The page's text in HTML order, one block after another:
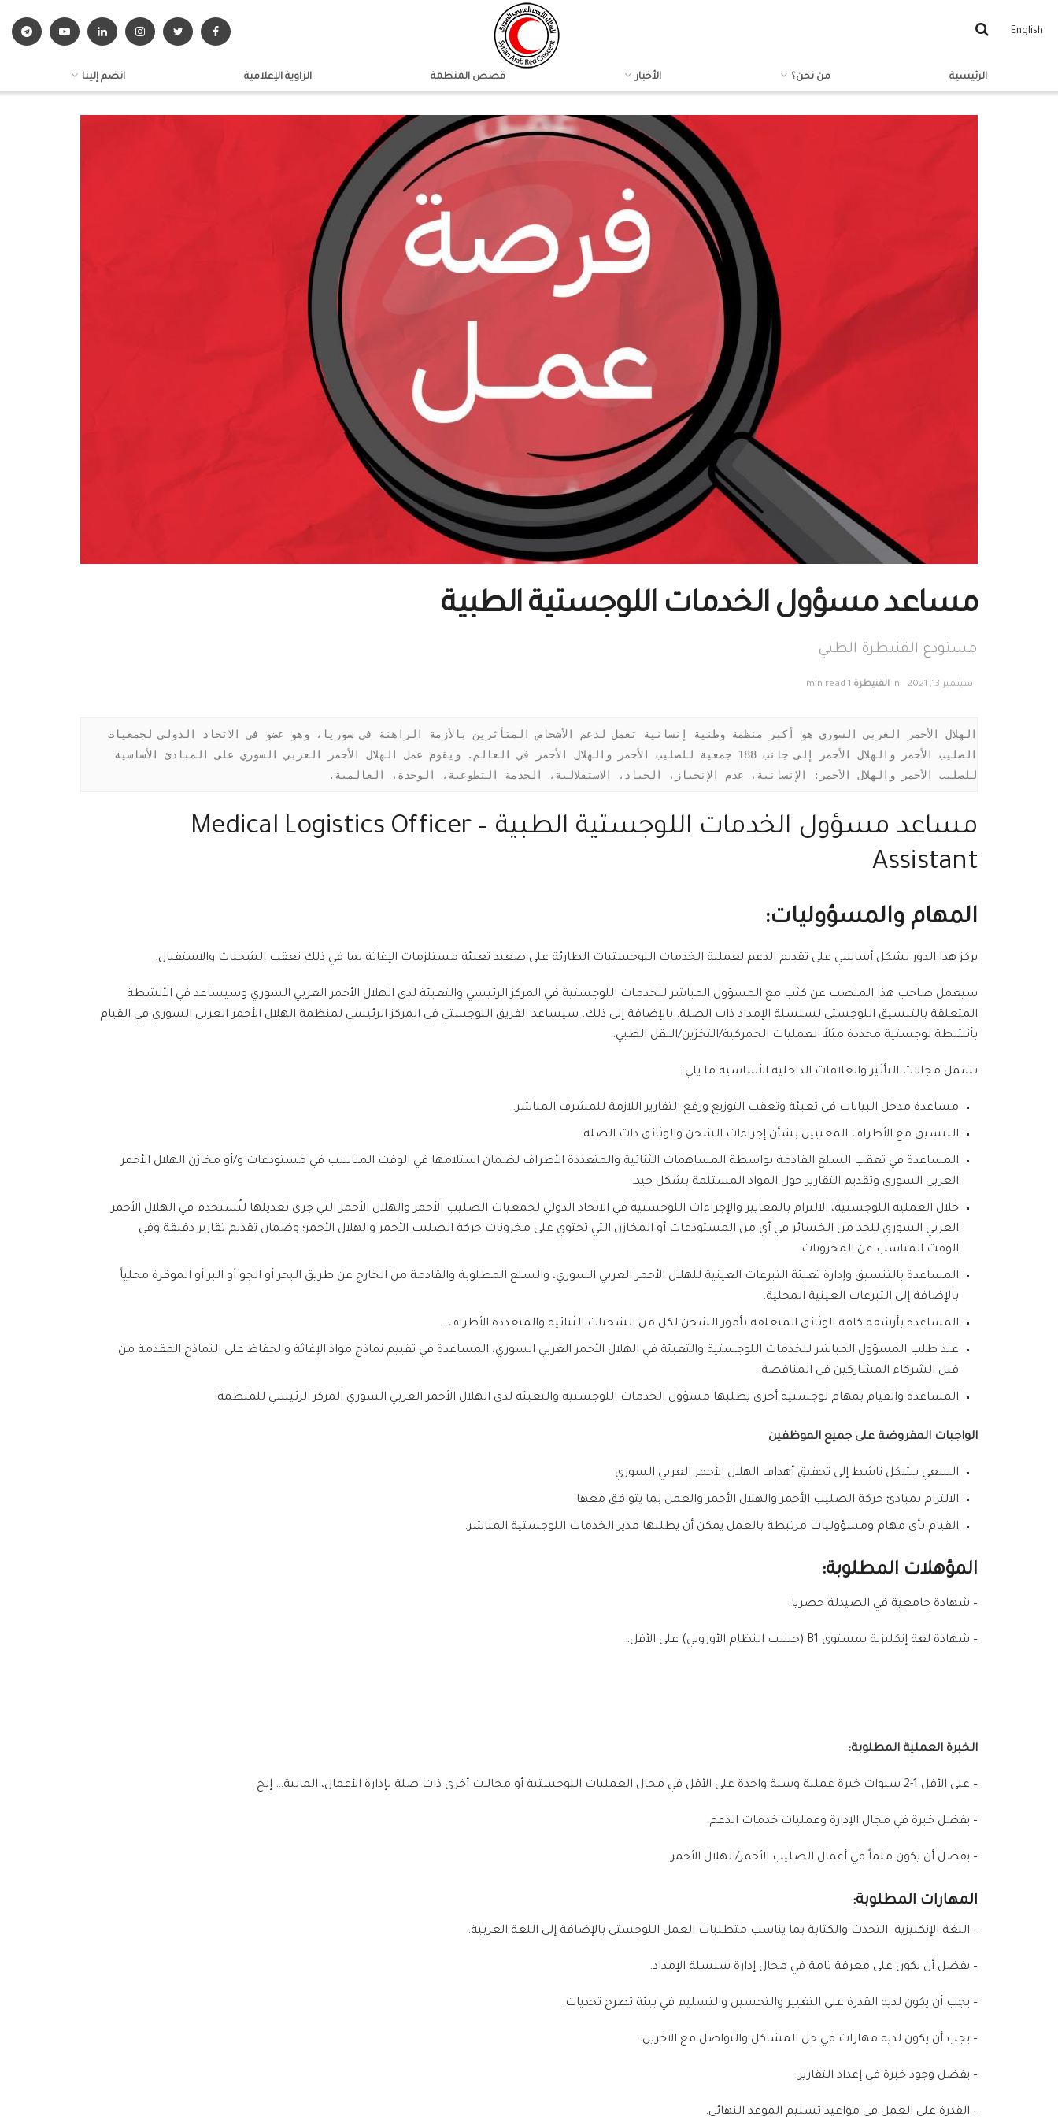
English
الرئيسية من نحن؟ الأخبار قصص المنظمة الزاوية الإعلامية انضم إلينا
مساعد مسؤول الخدمات اللوجستية الطبية
مستودع القنيطرة الطبي
سبتمبر 13, 2021 in القنيطرة 1 min read
للصليب الأحمر والهلال الأحمر: الإنسانية، عدم الإنحياز، الحياد، الاستقلالية، الخدمة التطوعية، الوحدة، العالمية.
مساعد مسؤول الخدمات اللوجستية الطبية – Medical Logistics Officer
Assistant
المهام والمسؤوليات:
يركز هذا الدور بشكل أساسي على تقديم الدعم لعملية الخدمات اللوجستيات الطارئة على صعيد تعبئة مستلزمات الإغاثة بما في ذلك تعقب الشحنات والاستقبال.
سيعمل صاحب هذا المنصب عن كثب مع المسؤول المباشر للخدمات اللوجستية في المركز الرئيسي والتعبئة لدى الهلال الأحمر العربي السوري وسيساعد في الأنشطة
المتعلقة بالتنسيق اللوجستي لسلسلة الإمداد ذات الصلة. بالإضافة إلى ذلك، سيساعد الفريق اللوجستي في المركز الرئيسي لمنظمة الهلال الأحمر العربي السوري في القيام
بأنشطة لوجستية محددة مثلاً العمليات الجمركية/التخزين/النقل الطبي.
تشمل مجالات التأثير والعلاقات الداخلية الأساسية ما يلي:
مساعدة مدخل البيانات في تعبئة وتعقب التوزيع ورفع التقارير اللازمة للمشرف المباشر.
التنسيق مع الأطراف المعنيين بشأن إجراءات الشحن والوثائق ذات الصلة.
المساعدة في تعقب السلع القادمة بواسطة المساهمات الثنائية والمتعددة الأطراف لضمان استلامها في الوقت المناسب في مستودعات و/أو مخازن الهلال الأحمر
العربي السوري وتقديم التقارير حول المواد المستلمة بشكل جيد.
خلال العملية اللوجستية، الالتزام بالمعايير والإجراءات اللوجستية في الاتحاد الدولي لجمعيات الصليب الأحمر والهلال الأحمر التي جرى تعديلها لتُستخدم في الهلال الأحمر
العربي السوري للحد من الخسائر في أي من المستودعات أو المخازن التي تحتوي على مخزونات حركة الصليب الأحمر والهلال الأحمر؛ وضمان تقديم تقارير دقيقة وفي
الوقت المناسب عن المخزونات.
المساعدة بالتنسيق وإدارة تعبئة التبرعات العينية للهلال الأحمر العربي السوري، والسلع المطلوبة والقادمة من الخارج عن طريق البحر أو الجو أو البر أو الموفرة محلياً
بالإضافة إلى التبرعات العينية المحلية.
المساعدة بأرشفة كافة الوثائق المتعلقة بأمور الشحن لكل من الشحنات الثنائية والمتعددة الأطراف.
عند طلب المسؤول المباشر للخدمات اللوجستية والتعبئة في الهلال الأحمر العربي السوري، المساعدة في تقييم نماذج مواد الإغاثة والحفاظ على النماذج المقدمة من
قبل الشركاء المشاركين في المناقصة.
المساعدة والقيام بمهام لوجستية أخرى يطلبها مسؤول الخدمات اللوجستية والتعبئة لدى الهلال الأحمر العربي السوري المركز الرئيسي للمنظمة.
الواجبات المفروضة على جميع الموظفين
السعي بشكل ناشط إلى تحقيق أهداف الهلال الأحمر العربي السوري
الالتزام بمبادئ حركة الصليب الأحمر والهلال الأحمر والعمل بما يتوافق معها
القيام بأي مهام ومسؤوليات مرتبطة بالعمل يمكن أن يطلبها مدير الخدمات اللوجستية المباشر.
المؤهلات المطلوبة:
– شهادة جامعية في الصيدلة حصريا.
– شهادة لغة إنكليزية بمستوى B1 (حسب النظام الأوروبي) على الأقل.
الخبرة العملية المطلوبة:
– على الأقل 1-2 سنوات خبرة عملية وسنة واحدة على الأقل في مجال العمليات اللوجستية أو مجالات أخرى ذات صلة بإدارة الأعمال، المالية… إلخ
– يفضل خبرة في مجال الإدارة وعمليات خدمات الدعم.
– يفضل أن يكون ملماً في أعمال الصليب الأحمر/الهلال الأحمر.
المهارات المطلوبة:
– اللغة الإنكليزية: التحدث والكتابة بما يناسب متطلبات العمل اللوجستي بالإضافة إلى اللغة العربية.
– يفضل أن يكون على معرفة تامة في مجال إدارة سلسلة الإمداد.
– يجب أن يكون لديه القدرة على التغيير والتحسين والتسليم في بيئة تطرح تحديات.
– يجب أن يكون لديه مهارات في حل المشاكل والتواصل مع الآخرين.
– يفضل وجود خبرة في إعداد التقارير.
– القدرة على العمل في مواعيد تسليم الموعد النهائي.